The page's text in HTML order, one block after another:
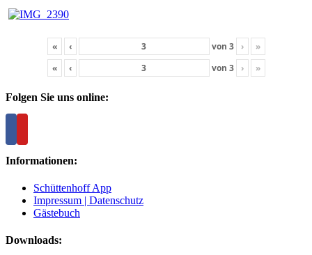
« ‹ von 3 ›
»
«
‹ von 3 › »
Folgen Sie uns online:
Informationen:
Schüttenhoff App
Impressum | Datenschutz
Gästebuch
Downloads: